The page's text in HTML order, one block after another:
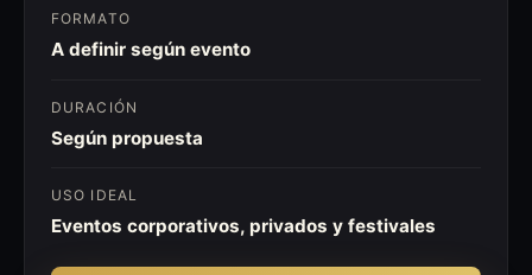
FORMATO
A definir según evento
DURACIÓN
Según propuesta
USO IDEAL
Eventos corporativos, privados y festivales